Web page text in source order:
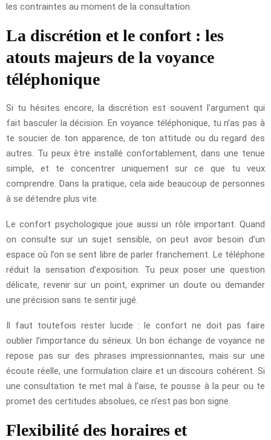
les contraintes au moment de la consultation.
La discrétion et le confort : les
atouts majeurs de la voyance
téléphonique
Si tu hésites encore, la discrétion est souvent l’argument qui
fait basculer la décision. En voyance téléphonique, tu n’as pas à
te soucier de ton apparence, de ton attitude ou du regard des
autres. Tu peux être installé confortablement, dans une tenue
simple, et te concentrer uniquement sur ce que tu veux
comprendre. Dans la pratique, cela aide beaucoup de personnes
à se détendre plus vite.
Le confort psychologique joue aussi un rôle important. Quand
on consulte sur un sujet sensible, on peut avoir besoin d’un
espace où l’on se sent libre de parler franchement. Le téléphone
réduit la sensation d’exposition. Tu peux poser une question
délicate, revenir sur un point, exprimer un doute ou demander
une précision sans te sentir jugé.
Il faut toutefois rester lucide : le confort ne doit pas faire
oublier l’importance du sérieux. Un bon échange de voyance ne
repose pas sur des phrases impressionnantes, mais sur une
écoute réelle, une formulation claire et un discours cohérent. Si
une consultation te met mal à l’aise, te pousse à la peur ou te
promet des certitudes absolues, ce n’est pas bon signe.
Flexibilité des horaires et